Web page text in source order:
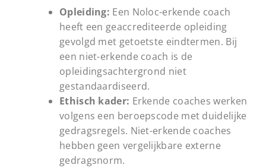
Opleiding: Een Noloc-erkende coach
heeft een geaccrediteerde opleiding
gevolgd met getoetste eindtermen. Bij
een niet-erkende coach is de
opleidingsachtergrond niet
gestandaardiseerd.
Ethisch kader: Erkende coaches werken
volgens een beroepscode met duidelijke
gedragsregels. Niet-erkende coaches
hebben geen vergelijkbare externe
gedragsnorm.